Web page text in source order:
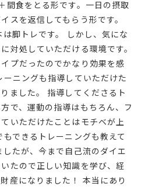
間食をとる形です。一日の摂取
スを返信してもらう形です。
脚トレです。 しかし、気にな
対処していただける環境です。
プだったのでかなり効果を感
ニングも指導していただけた
ました。 指導してくださるト
で、運動の指導はもちろん、フ
いただけたことはモチベが上
できるトレーニングも教えて
たが、今まで自己流のダイエ
たので正しい知識を学び、経
産になりました！ 本当にあり